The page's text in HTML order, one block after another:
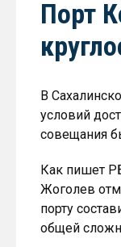
Порт
В
условий
совещания
Как пишет
Жоголев
порту
общей